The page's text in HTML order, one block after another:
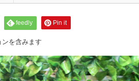
feedly Pin it
を含みます